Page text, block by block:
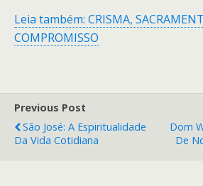
Leia também: CRISMA,
COMPROMISSO
Previous Post
São José: A Espiritualidade
Da Vida Cotidiana
Dom
De